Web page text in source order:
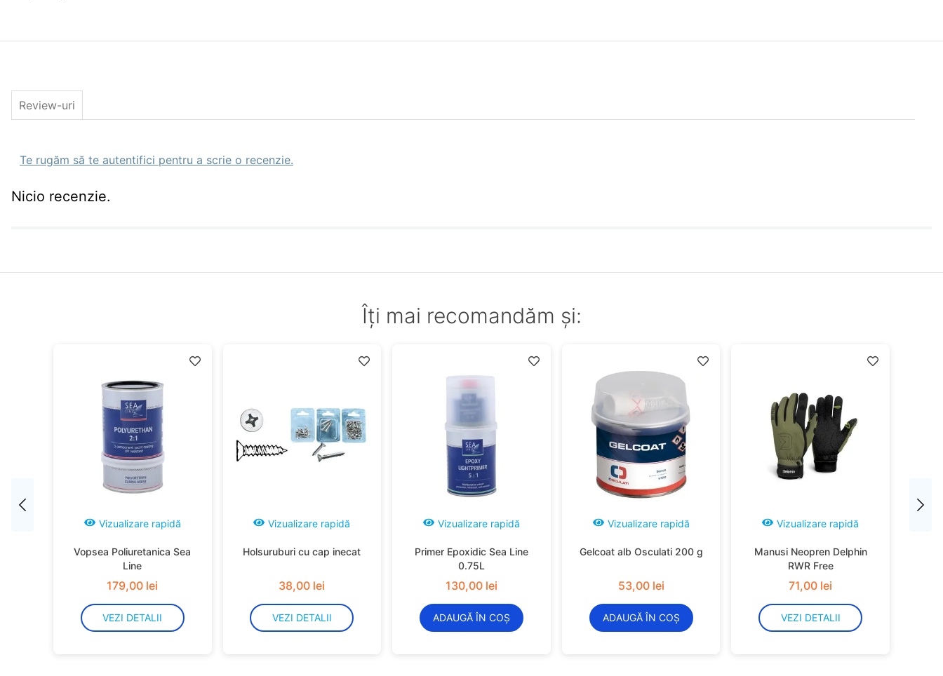
Review-uri
Te rugăm să te autentifici pentru a scrie o recenzie.
Nicio recenzie.
Îți mai recomandăm și:
Vizualizare rapidă
Vopsea Poliuretanica Sea
Line
179,00 lei
VEZI DETALII
Vizualizare rapidă
Holsuruburi cu cap inecat
38,00 lei
VEZI DETALII
Vizualizare rapidă
Primer Epoxidic Sea Line
0.75L
130,00 lei
ADAUGĂ ÎN COȘ
Vizualizare rapidă
Gelcoat alb Osculati 200 g
53,00 lei
ADAUGĂ ÎN COȘ
Vizualizare rapidă
Manusi Neopren Delphin
RWR Free
71,00 lei
VEZI DETALII